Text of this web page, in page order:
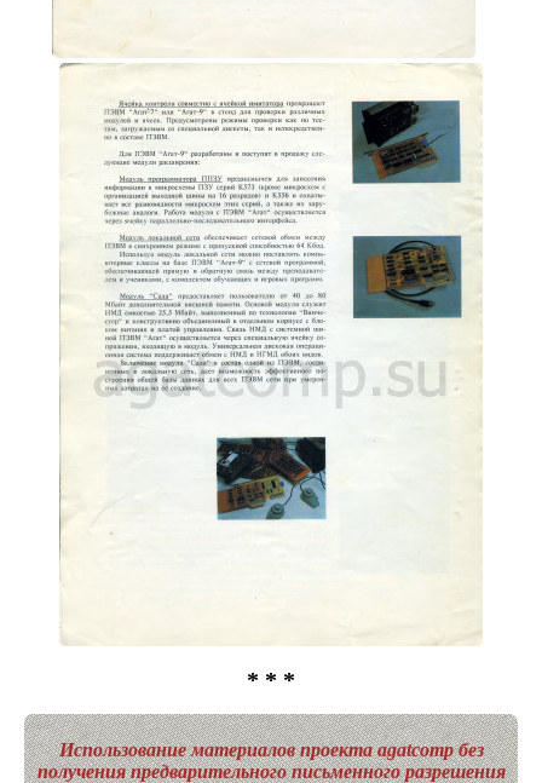
* * *
Использование материалов проекта agatcomp без
получения предварительного письменного разрешения